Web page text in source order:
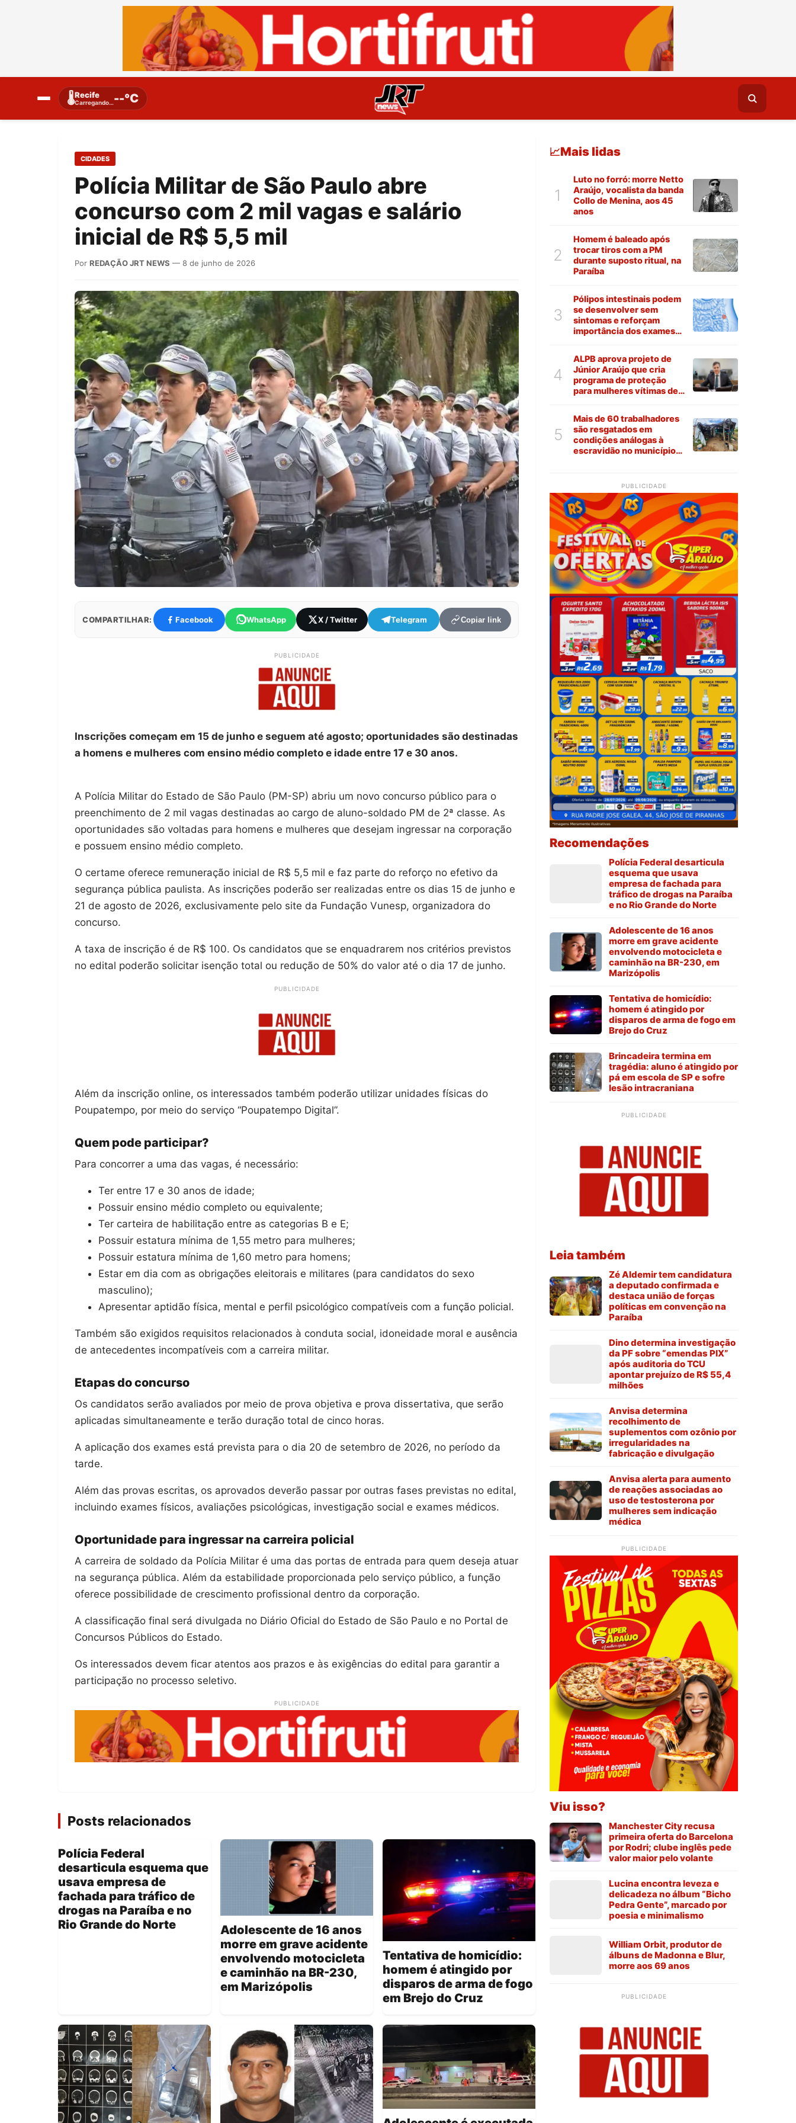
🌡️Recife
Carregando…--°C
CIDADES
Polícia Militar de São Paulo abre
concurso com 2 mil vagas e salário
inicial de R$ 5,5 mil
Por REDAÇÃO JRT NEWS — 8 de junho de 2026
COMPARTILHAR: Facebook WhatsApp X / Twitter Telegram Copiar link
PUBLICIDADE
Inscrições começam em 15 de junho e seguem até agosto; oportunidades são destinadas
a homens e mulheres com ensino médio completo e idade entre 17 e 30 anos.
A Polícia Militar do Estado de São Paulo (PM-SP) abriu um novo concurso público para o
preenchimento de 2 mil vagas destinadas ao cargo de aluno-soldado PM de 2ª classe. As
oportunidades são voltadas para homens e mulheres que desejam ingressar na corporação
e possuem ensino médio completo.
O certame oferece remuneração inicial de R$ 5,5 mil e faz parte do reforço no efetivo da
segurança pública paulista. As inscrições poderão ser realizadas entre os dias 15 de junho e
21 de agosto de 2026, exclusivamente pelo site da Fundação Vunesp, organizadora do
concurso.
A taxa de inscrição é de R$ 100. Os candidatos que se enquadrarem nos critérios previstos
no edital poderão solicitar isenção total ou redução de 50% do valor até o dia 17 de junho.
PUBLICIDADE
Além da inscrição online, os interessados também poderão utilizar unidades físicas do
Poupatempo, por meio do serviço “Poupatempo Digital”.
Quem pode participar?
Para concorrer a uma das vagas, é necessário:
Ter entre 17 e 30 anos de idade;
Possuir ensino médio completo ou equivalente;
Ter carteira de habilitação entre as categorias B e E;
Possuir estatura mínima de 1,55 metro para mulheres;
Possuir estatura mínima de 1,60 metro para homens;
Estar em dia com as obrigações eleitorais e militares (para candidatos do sexo
masculino);
Apresentar aptidão física, mental e perfil psicológico compatíveis com a função policial.
Também são exigidos requisitos relacionados à conduta social, idoneidade moral e ausência
de antecedentes incompatíveis com a carreira militar.
Etapas do concurso
Os candidatos serão avaliados por meio de prova objetiva e prova dissertativa, que serão
aplicadas simultaneamente e terão duração total de cinco horas.
A aplicação dos exames está prevista para o dia 20 de setembro de 2026, no período da
tarde.
Além das provas escritas, os aprovados deverão passar por outras fases previstas no edital,
incluindo exames físicos, avaliações psicológicas, investigação social e exames médicos.
Oportunidade para ingressar na carreira policial
A carreira de soldado da Polícia Militar é uma das portas de entrada para quem deseja atuar
na segurança pública. Além da estabilidade proporcionada pelo serviço público, a função
oferece possibilidade de crescimento profissional dentro da corporação.
A classificação final será divulgada no Diário Oficial do Estado de São Paulo e no Portal de
Concursos Públicos do Estado.
Os interessados devem ficar atentos aos prazos e às exigências do edital para garantir a
participação no processo seletivo.
PUBLICIDADE
Posts relacionados
Polícia Federal
desarticula esquema que
usava empresa de
fachada para tráfico de
drogas na Paraíba e no
Rio Grande do Norte
Adolescente de 16 anos
morre em grave acidente
envolvendo motocicleta
e caminhão na BR-230,
em Marizópolis
Tentativa de homicídio:
homem é atingido por
disparos de arma de fogo
em Brejo do Cruz
📈Mais lidas
1
Luto no forró: morre Netto
Araújo, vocalista da banda
Collo de Menina, aos 45
anos
2
Homem é baleado após
trocar tiros com a PM
durante suposto ritual, na
Paraíba
3
Pólipos intestinais podem
se desenvolver sem
sintomas e reforçam
importância dos exames
4
ALPB aprova projeto de
Júnior Araújo que cria
programa de proteção
para mulheres vítimas de
5
Mais de 60 trabalhadores
são resgatados em
condições análogas à
escravidão no município
PUBLICIDADE
Recomendações
Polícia Federal desarticula
esquema que usava
empresa de fachada para
tráfico de drogas na Paraíba
e no Rio Grande do Norte
Adolescente de 16 anos
morre em grave acidente
envolvendo motocicleta e
caminhão na BR-230, em
Marizópolis
Tentativa de homicídio:
homem é atingido por
disparos de arma de fogo em
Brejo do Cruz
Brincadeira termina em
tragédia: aluno é atingido por
pá em escola de SP e sofre
lesão intracraniana
PUBLICIDADE
Leia também
Zé Aldemir tem candidatura
a deputado confirmada e
destaca união de forças
políticas em convenção na
Paraíba
Dino determina investigação
da PF sobre “emendas PIX”
após auditoria do TCU
apontar prejuízo de R$ 55,4
milhões
Anvisa determina
recolhimento de
suplementos com ozônio por
irregularidades na
fabricação e divulgação
Anvisa alerta para aumento
de reações associadas ao
uso de testosterona por
mulheres sem indicação
médica
PUBLICIDADE
Viu isso?
Manchester City recusa
primeira oferta do Barcelona
por Rodri; clube inglês pede
valor maior pelo volante
Lucina encontra leveza e
delicadeza no álbum “Bicho
Pedra Gente”, marcado por
poesia e minimalismo
William Orbit, produtor de
álbuns de Madonna e Blur,
morre aos 69 anos
PUBLICIDADE